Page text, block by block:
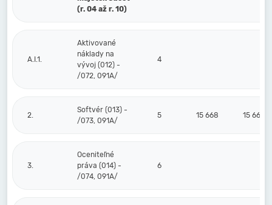
(r. 04 až r. 10)
A.I.1.
Aktivované
náklady na
vývoj (012) -
/072, 091A/
4
2.
Softvér (013) -
/073, 091A/
5 15 668 15 668
3.
Oceniteľné
práva (014) -
/074, 091A/
6